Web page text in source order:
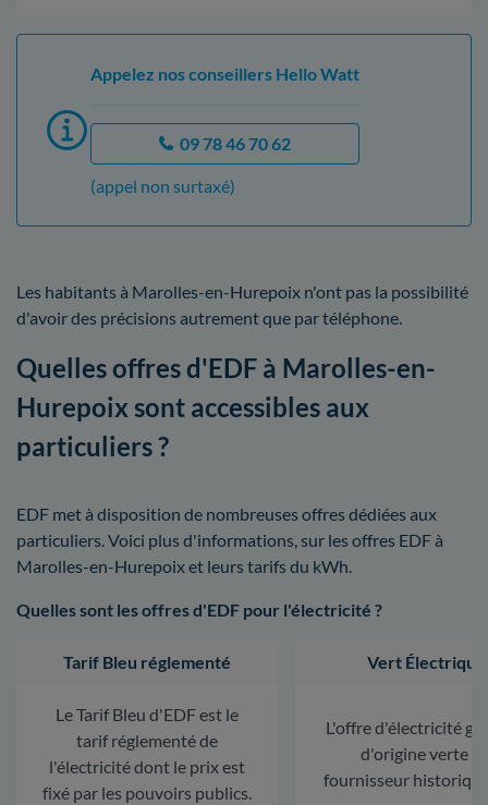
Appelez nos conseillers Hello Watt
09 78 46 70 62
(appel non surtaxé)
Les habitants à Marolles-en-Hurepoix n'ont pas la possibilité
d'avoir des précisions autrement que par téléphone.
Quelles offres d'EDF à Marolles-en-
Hurepoix sont accessibles aux
particuliers ?
EDF met à disposition de nombreuses offres dédiées aux
particuliers. Voici plus d'informations, sur les offres EDF à
Marolles-en-Hurepoix et leurs tarifs du kWh.
Quelles sont les offres d'EDF pour l'électricité ?
Tarif Bleu réglementé
Le Tarif Bleu d'EDF est le
tarif réglementé de
l'électricité dont le prix est
fixé par les pouvoirs publics.
Vert Électrique
L'offre d'électricité
d'origine verte
fournisseur